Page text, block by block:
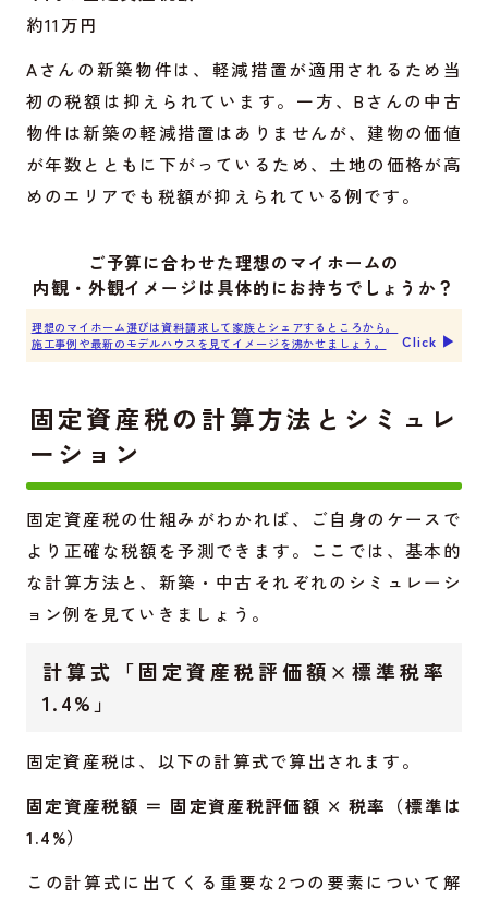
約11万円
Aさんの新築物件は、軽減措置が適用されるため当
初の税額は抑えられています。一方、Bさんの中古
物件は新築の軽減措置はありませんが、建物の価値
が年数とともに下がっているため、土地の価格が高
めのエリアでも税額が抑えられている例です。
ご予算に合わせた理想のマイホームの
内観・外観イメージは具体的にお持ちでしょうか？
理想のマイホーム選びは資料請求して家族とシェアするところから。
施工事例や最新のモデルハウスを見てイメージを沸かせましょう。
Click ▶︎
固定資産税の計算方法とシミュレ
ーション
固定資産税の仕組みがわかれば、ご自身のケースで
より正確な税額を予測できます。ここでは、基本的
な計算方法と、新築・中古それぞれのシミュレーシ
ョン例を見ていきましょう。
計算式「固定資産税評価額×標準税率
1.4%」
固定資産税は、以下の計算式で算出されます。
固定資産税額 ＝ 固定資産税評価額 × 税率（標準は
1.4%）
この計算式に出てくる重要な2つの要素について解